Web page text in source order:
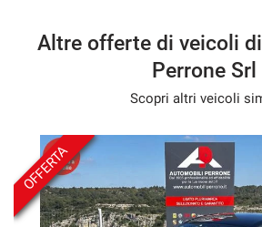
Altre offerte di veicoli
Perrone Srl
Scopri altri veicoli
OFFERTA